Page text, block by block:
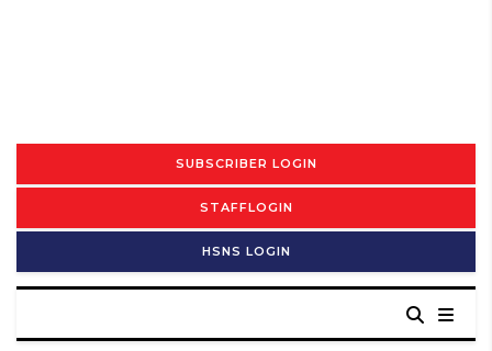
SUBSCRIBER LOGIN
STAFFLOGIN
HSNS LOGIN